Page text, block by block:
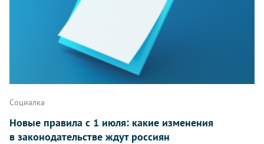
Социалка
Новые правила с 1 июля: какие изменения
в законодательстве ждут россиян